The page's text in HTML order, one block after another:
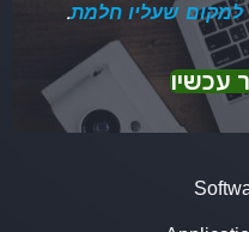
למקום שעליו חלמת.
עכשיו